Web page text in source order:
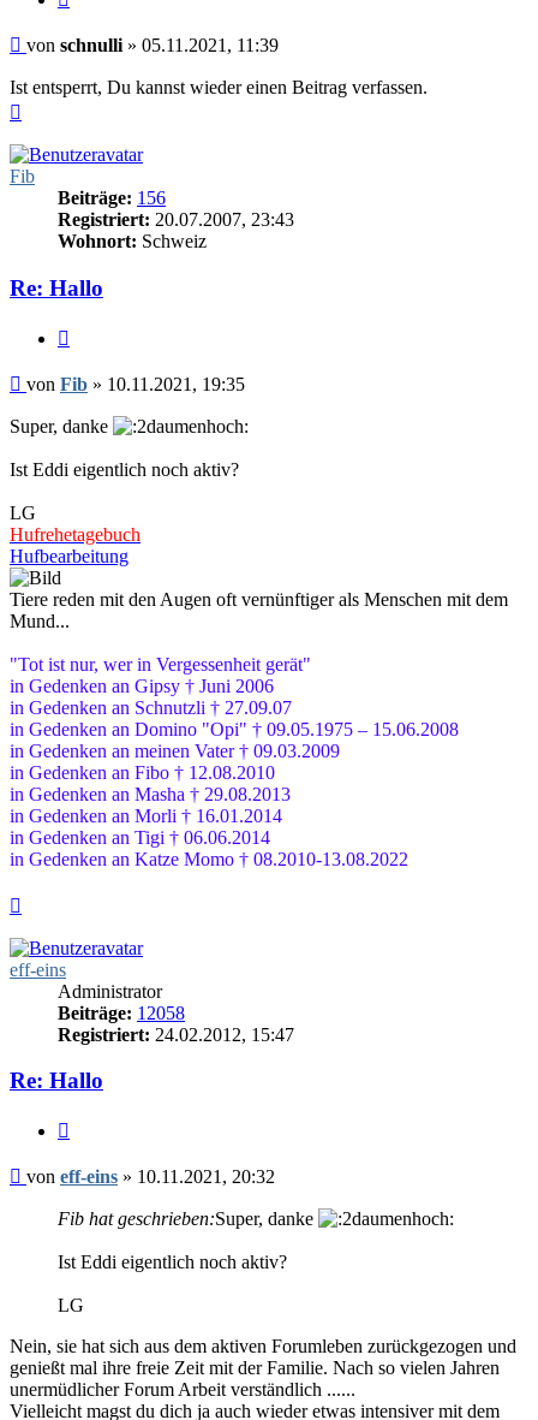
Beitrag
von schnulli » 05.11.2021, 11:39
Ist entsperrt, Du kannst wieder einen Beitrag verfassen.
Fib
Beiträge: 156
Registriert: 20.07.2007, 23:43
Wohnort: Schweiz
Re: Hallo
Beitrag
von Fib » 10.11.2021, 19:35
Super, danke
Ist Eddi eigentlich noch aktiv?
LG
Hufrehetagebuch
Hufbearbeitung
Tiere reden mit den Augen oft vernünftiger als Menschen mit dem
Mund...
"Tot ist nur, wer in Vergessenheit gerät"
in Gedenken an Gipsy † Juni 2006
in Gedenken an Schnutzli † 27.09.07
in Gedenken an Domino "Opi" † 09.05.1975 – 15.06.2008
in Gedenken an meinen Vater † 09.03.2009
in Gedenken an Fibo † 12.08.2010
in Gedenken an Masha † 29.08.2013
in Gedenken an Morli † 16.01.2014
in Gedenken an Tigi † 06.06.2014
in Gedenken an Katze Momo † 08.2010-13.08.2022
eff-eins
Administrator
Beiträge: 12058
Registriert: 24.02.2012, 15:47
Re: Hallo
Beitrag
von eff-eins » 10.11.2021, 20:32
Fib hat geschrieben:Super, danke
Ist Eddi eigentlich noch aktiv?
LG
Nein, sie hat sich aus dem aktiven Forumleben zurückgezogen und
genießt mal ihre freie Zeit mit der Familie. Nach so vielen Jahren
unermüdlicher Forum Arbeit verständlich ......
Vielleicht magst du dich ja auch wieder etwas intensiver mit dem